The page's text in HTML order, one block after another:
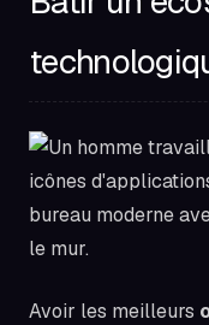
Avoir les meilleurs